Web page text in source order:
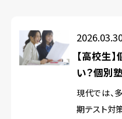
【高校生
い？個別
るポイン
現代では、
期テスト対